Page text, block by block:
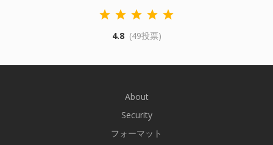
4.8 (49投票)
About
Security
フォーマット